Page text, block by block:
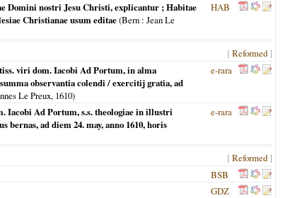
Domini nostri Jesu Christi, explicantur ; Habitae
Christianae usum editae(Bern : Jean Le
HAB
[Reformed ]
viri dom. Iacobi Ad Portum, in alma
observantia colendi / exercitij gratia, ad
Le Preux, 1610)
e-rara
Iacobi Ad Portum, s.s. theologiae in illustri
ad diem 24. may, anno 1610, horis
e-rara
[Reformed ]
BSB
GDZ